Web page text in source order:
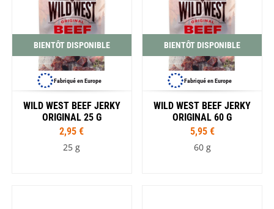
BIENTÔT DISPONIBLE
Fabriqué en Europe
WILD WEST BEEF JERKY
ORIGINAL 25 G
2,95 €
25 g
BIENTÔT DISPONIBLE
Fabriqué en Europe
WILD WEST BEEF JERKY
ORIGINAL 60 G
5,95 €
60 g